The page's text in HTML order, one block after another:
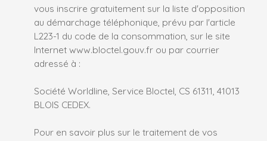
vous inscrire gratuitement sur la liste d'opposition
au démarchage téléphonique, prévu par l'article
L223-1 du code de la consommation, sur le site
Internet www.bloctel.gouv.fr ou par courrier
adressé à :
Société Worldline, Service Bloctel, CS 61311, 41013
BLOIS CEDEX.
Pour en savoir plus sur le traitement de vos